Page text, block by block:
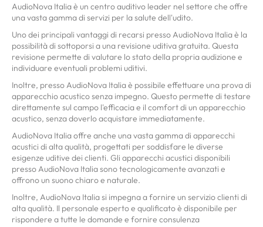
AudioNova Italia è un centro auditivo leader nel settore che offre
una vasta gamma di servizi per la salute dell'udito.
Uno dei principali vantaggi di recarsi presso AudioNova Italia è la
possibilità di sottoporsi a una revisione uditiva gratuita. Questa
revisione permette di valutare lo stato della propria audizione e
individuare eventuali problemi uditivi.
Inoltre, presso AudioNova Italia è possibile effettuare una prova di
apparecchio acustico senza impegno. Questo permette di testare
direttamente sul campo l'efficacia e il comfort di un apparecchio
acustico, senza doverlo acquistare immediatamente.
AudioNova Italia offre anche una vasta gamma di apparecchi
acustici di alta qualità, progettati per soddisfare le diverse
esigenze uditive dei clienti. Gli apparecchi acustici disponibili
presso AudioNova Italia sono tecnologicamente avanzati e
offrono un suono chiaro e naturale.
Inoltre, AudioNova Italia si impegna a fornire un servizio clienti di
alta qualità. Il personale esperto e qualificato è disponibile per
rispondere a tutte le domande e fornire consulenza